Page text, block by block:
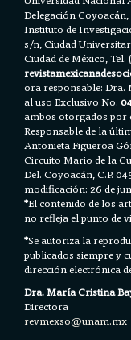
Delegación Coyoacán,
Instituto de
s/n, Ciudad
Ciudad de México,
ora responsable: Dra.
al uso Exclusivo No.
ambos otorgados por
Responsable de la
Antonieta Figueroa
Circuito Mario de la
Del. Coyoacán, C.P.
modificación: 26 de
*El contenido de los
no refleja el punto de
*Se autoriza la
publicados siempre y
dirección electrónica
Dra. María Cristina
Directora
revmexso@unam.mx